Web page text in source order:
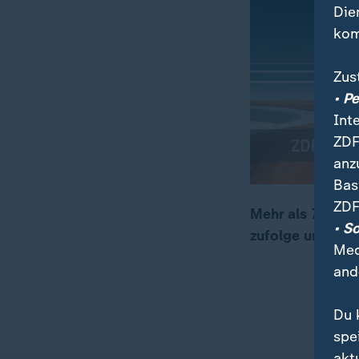
00:06 00:21
Mehr als
zufolge
•
•
Du